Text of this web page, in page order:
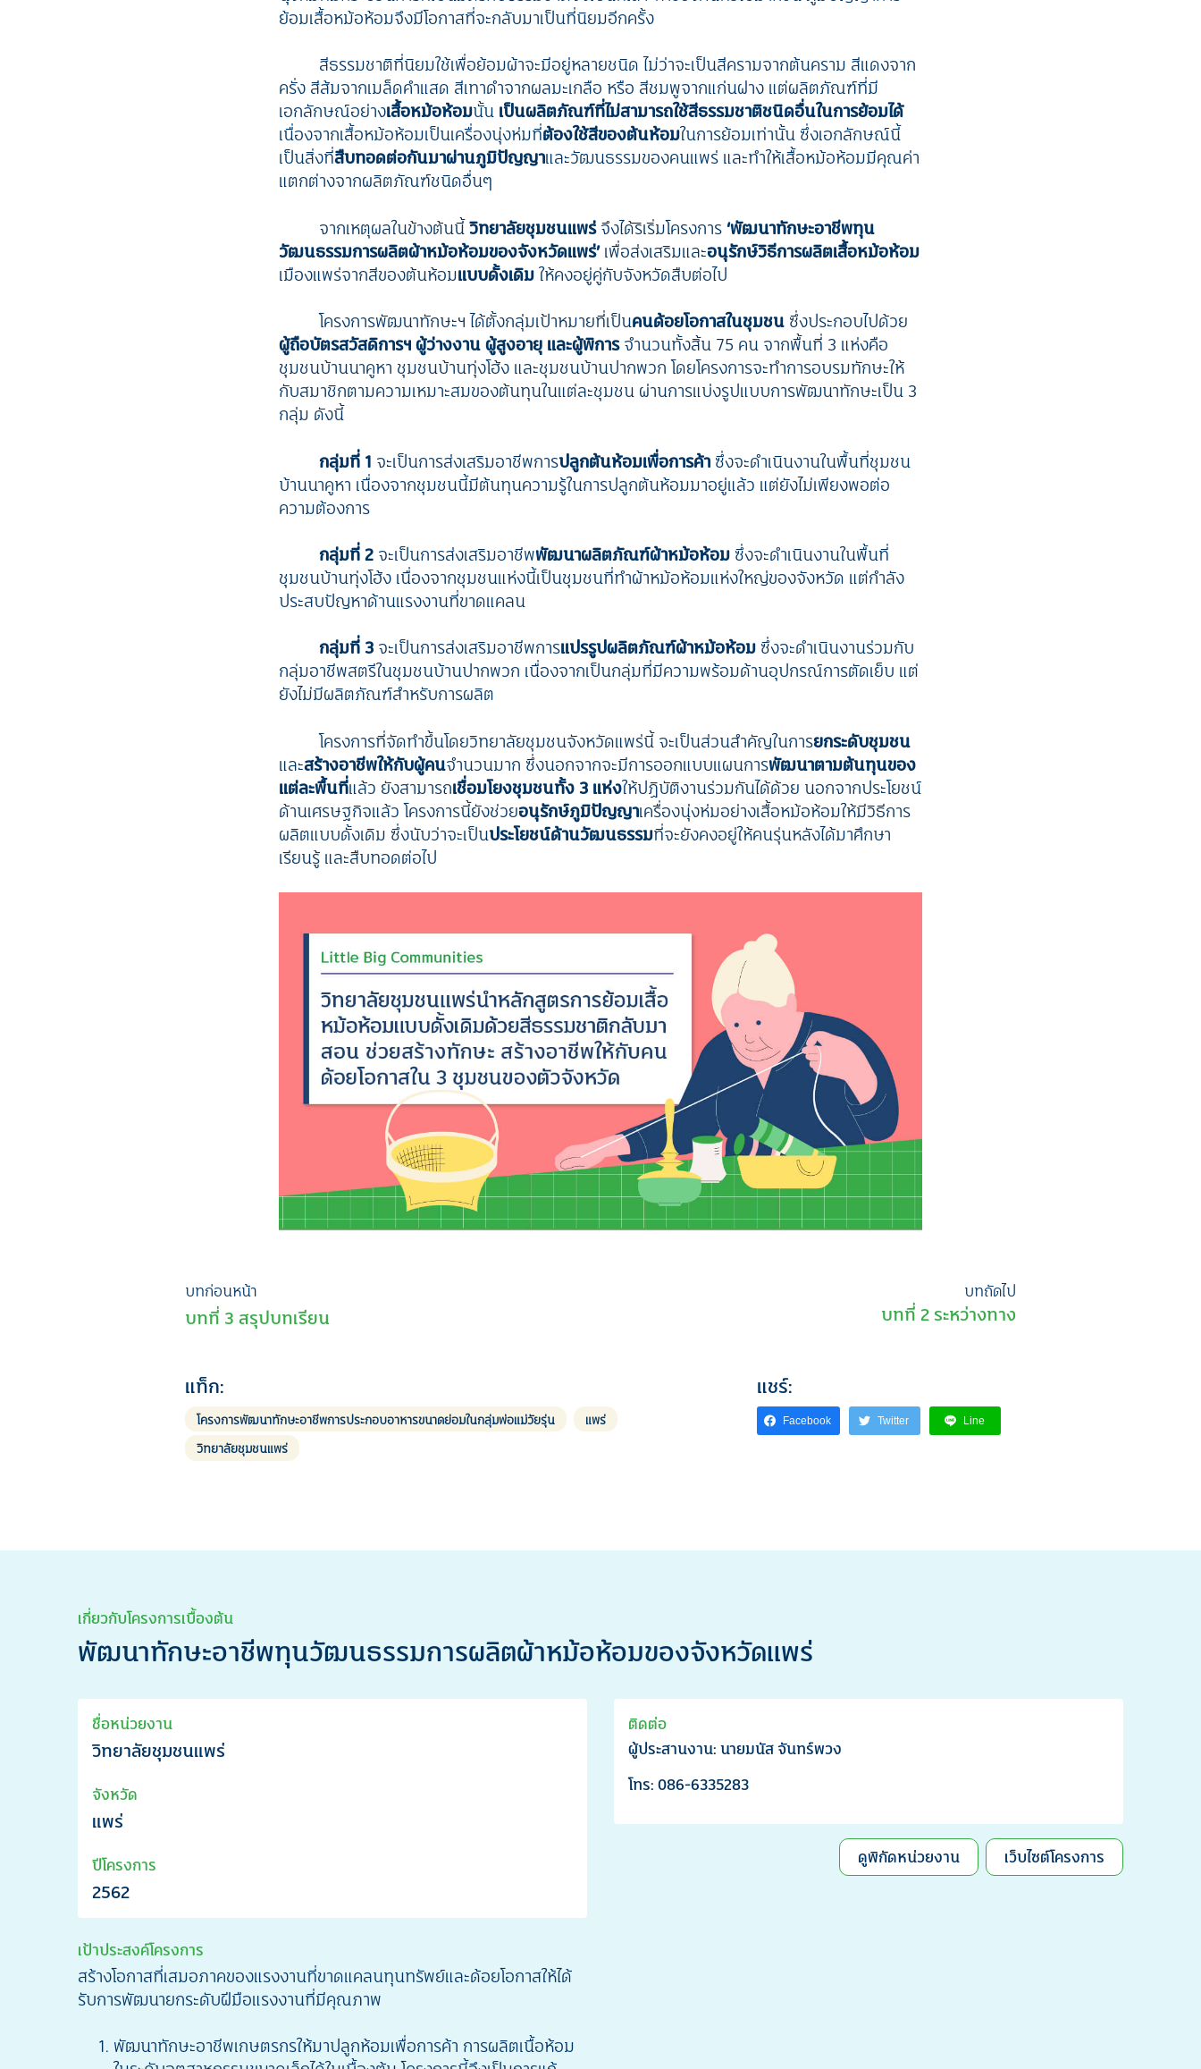
ย้อมเสื้อหม้อห้อมจึงมีโอกาสที่จะกลับมาเป็นที่นิยมอีกครั้ง
สีธรรมชาติที่นิยมใช้เพื่อย้อมผ้าจะมีอยู่หลายชนิด ไม่ว่าจะเป็นสีครามจากต้นคราม สีแดงจาก
ครั่ง สีส้มจากเมล็ดคำแสด สีเทาดำจากผลมะเกลือ หรือ สีชมพูจากแก่นฝาง แต่ผลิตภัณฑ์ที่มี
เอกลักษณ์อย่างเสื้อหม้อห้อมนั้น เป็นผลิตภัณฑ์ที่ไม่สามารถใช้สีธรรมชาติชนิดอื่นในการย้อมได้
เนื่องจากเสื้อหม้อห้อมเป็นเครื่องนุ่งห่มที่ต้องใช้สีของต้นห้อมในการย้อมเท่านั้น ซึ่งเอกลักษณ์นี้
เป็นสิ่งที่สืบทอดต่อกันมาผ่านภูมิปัญญาและวัฒนธรรมของคนแพร่ และทำให้เสื้อหม้อห้อมมีคุณค่า
แตกต่างจากผลิตภัณฑ์ชนิดอื่นๆ
จากเหตุผลในข้างต้นนี้วิทยาลัยชุมชนแพร่จึงได้ริเริ่มโครงการ ‘พัฒนาทักษะอาชีพทุน
วัฒนธรรมการผลิตผ้าหม้อห้อมของจังหวัดแพร่’เพื่อส่งเสริมและอนุรักษ์วิธีการผลิตเสื้อหม้อห้อม
เมืองแพร่จากสีของต้นห้อมแบบดั้งเดิมให้คงอยู่คู่กับจังหวัดสืบต่อไป
โครงการพัฒนาทักษะฯ ได้ตั้งกลุ่มเป้าหมายที่เป็นคนด้อยโอกาสในชุมชน ซึ่งประกอบไปด้วย
ผู้ถือบัตรสวัสดิการฯ ผู้ว่างงาน ผู้สูงอายุ และผู้พิการจำนวนทั้งสิ้น 75 คน จากพื้นที่ 3 แห่งคือ
ชุมชนบ้านนาคูหา ชุมชนบ้านทุ่งโฮ้ง และชุมชนบ้านปากพวก โดยโครงการจะทำการอบรมทักษะให้
กับสมาชิกตามความเหมาะสมของต้นทุนในแต่ละชุมชน ผ่านการแบ่งรูปแบบการพัฒนาทักษะเป็น 3
กลุ่ม ดังนี้
กลุ่มที่ 1 จะเป็นการส่งเสริมอาชีพการปลูกต้นห้อมเพื่อการค้า ซึ่งจะดำเนินงานในพื้นที่ชุมชน
บ้านนาคูหา เนื่องจากชุมชนนี้มีต้นทุนความรู้ในการปลูกต้นห้อมมาอยู่แล้ว แต่ยังไม่เพียงพอต่อ
ความต้องการ
กลุ่มที่ 2 จะเป็นการส่งเสริมอาชีพพัฒนาผลิตภัณฑ์ผ้าหม้อห้อม ซึ่งจะดำเนินงานในพื้นที่
ชุมชนบ้านทุ่งโฮ้ง เนื่องจากชุมชนแห่งนี้เป็นชุมชนที่ทำผ้าหม้อห้อมแห่งใหญ่ของจังหวัด แต่กำลัง
ประสบปัญหาด้านแรงงานที่ขาดแคลน
กลุ่มที่ 3 จะเป็นการส่งเสริมอาชีพการแปรรูปผลิตภัณฑ์ผ้าหม้อห้อม ซึ่งจะดำเนินงานร่วมกับ
กลุ่มอาชีพสตรีในชุมชนบ้านปากพวก เนื่องจากเป็นกลุ่มที่มีความพร้อมด้านอุปกรณ์การตัดเย็บ แต่
ยังไม่มีผลิตภัณฑ์สำหรับการผลิต
โครงการที่จัดทำขึ้นโดยวิทยาลัยชุมชนจังหวัดแพร่นี้ จะเป็นส่วนสำคัญในการยกระดับชุมชน
และสร้างอาชีพให้กับผู้คนจำนวนมาก ซึ่งนอกจากจะมีการออกแบบแผนการพัฒนาตามต้นทุนของ
แต่ละพื้นที่แล้ว ยังสามารถเชื่อมโยงชุมชนทั้ง 3 แห่งให้ปฏิบัติงานร่วมกันได้ด้วย นอกจากประโยชน์
ด้านเศรษฐกิจแล้ว โครงการนี้ยังช่วยอนุรักษ์ภูมิปัญญาเครื่องนุ่งห่มอย่างเสื้อหม้อห้อมให้มีวิธีการ
ผลิตแบบดั้งเดิม ซึ่งนับว่าจะเป็นประโยชน์ด้านวัฒนธรรมที่จะยังคงอยู่ให้คนรุ่นหลังได้มาศึกษา
เรียนรู้ และสืบทอดต่อไป
เมนู
นำทาง
เรื่อง
บทก่อนหน้า
บทที่ 3 สรุปบทเรียน
บทถัดไป
บทที่ 2 ระหว่างทาง
แท็ก:
โครงการพัฒนาทักษะอาชีพการประกอบอาหารขนาดย่อมในกลุ่มพ่อแม่วัยรุ่น
แพร่
วิทยาลัยชุมชนแพร่
แชร์:
Facebook Twitter Line
เกี่ยวกับโครงการเบื้องต้น
พัฒนาทักษะอาชีพทุนวัฒนธรรมการผลิตผ้าหม้อห้อมของจังหวัดแพร่
ชื่อหน่วยงาน
วิทยาลัยชุมชนแพร่
จังหวัด
แพร่
ปีโครงการ
2562
ติดต่อ
ผู้ประสานงาน: นายมนัส จันทร์พวง
โทร: 086-6335283
ดูพิกัดหน่วยงาน เว็บไซต์โครงการ
เป้าประสงค์โครงการ
สร้างโอกาสที่เสมอภาคของแรงงานที่ขาดแคลนทุนทรัพย์และด้อยโอกาสให้ได้
รับการพัฒนายกระดับฝีมือแรงงานที่มีคุณภาพ
พัฒนาทักษะอาชีพเกษตรกรให้มาปลูกห้อมเพื่อการค้า การผลิตเนื้อห้อม